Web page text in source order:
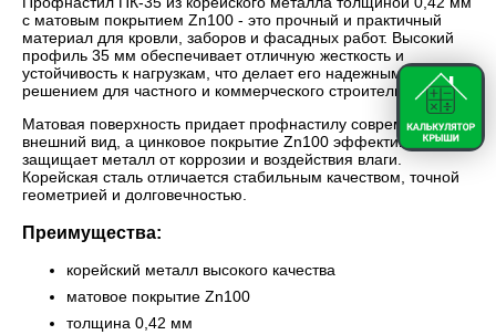
с матовым покрытием Zn100 - это прочный и практичный
материал для кровли, заборов и фасадных работ. Высокий
профиль 35 мм обеспечивает отличную жесткость и
устойчивость к нагрузкам, что делает его надежным
решением для частного и коммерческого строительства.
Матовая поверхность придает профнастилу современный
внешний вид, а цинковое покрытие Zn100 эффективно
защищает металл от коррозии и воздействия влаги.
Корейская сталь отличается стабильным качеством, точной
геометрией и долговечностью.
Преимущества:
корейский металл высокого качества
матовое покрытие Zn100
толщина 0,42 мм